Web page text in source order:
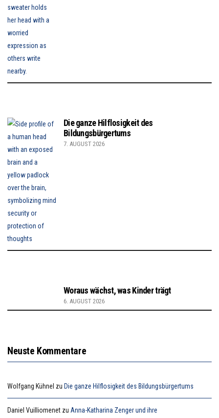
Die ganze Hilflosigkeit des
Bildungsbürgertums
7. AUGUST 2026
Woraus wächst, was Kinder trägt
6. AUGUST 2026
Neuste Kommentare
Wolfgang Kühnel zu Die ganze Hilflosigkeit des Bildungsbürgertums
Daniel Vuilliomenet zu Anna-Katharina Zenger und ihre